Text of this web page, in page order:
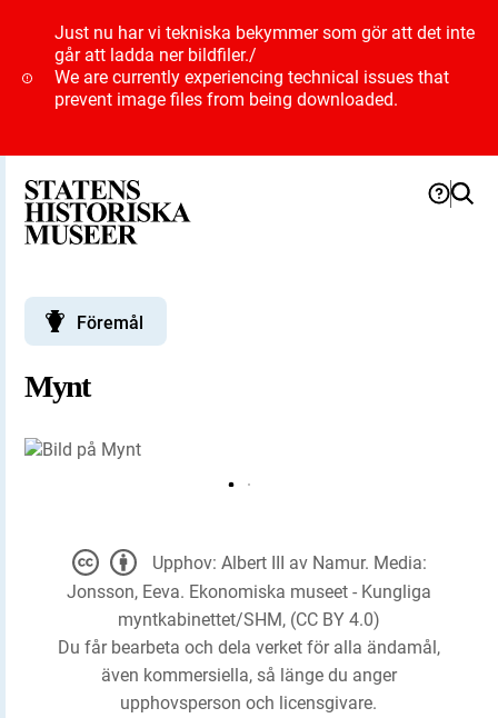
Just nu har vi tekniska bekymmer som gör att det inte
går att ladda ner bildfiler./
We are currently experiencing technical issues that
prevent image files from being downloaded.
Föremål
Mynt
Upphov: Albert III av Namur. Media:
Jonsson, Eeva. Ekonomiska museet - Kungliga
myntkabinettet/SHM, (CC BY 4.0)
Du får bearbeta och dela verket för alla ändamål,
även kommersiella, så länge du anger
upphovsperson och licensgivare.